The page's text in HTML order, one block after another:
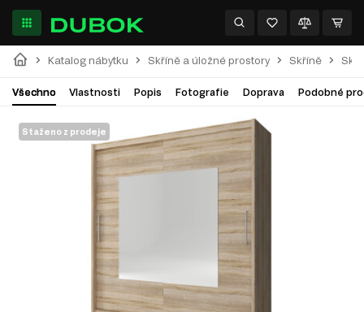
Katalog nábytku Skříně a úložné prostory Skříně
Všechno Vlastnosti Popis Fotografie Doprava Podobné
Staženo z prodeje